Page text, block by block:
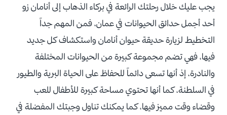
يجب عليك خلال رحلتك الرائعة في بركاء الذهاب إلى أنامان زو
أحد أجمل حدائق الحيوانات في عمان، فمن المهم جداً
التخطيط لزيارة حديقة حيوان أنامان واستكشاف كل جديد
فيها، فهي تضم مجموعة كبيرة من الحيوانات المختلفة
والنادرة، إذ أنها تسعى دائماً للحفاظ على الحياة البرية والطيور
في السلطنة، كما أنها تحتوي مساحة كبيرة للأطفال للعب
وقضاء وقت مميز فيها، كما يمكنك تناول وجبتك المفضلة في